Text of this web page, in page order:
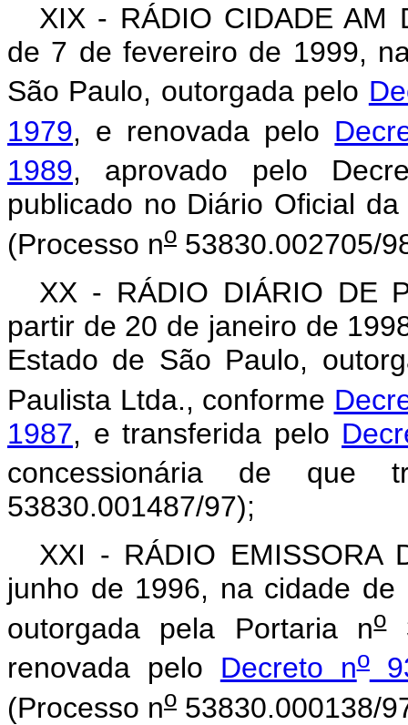
XIX - RÁDIO CIDADE AM
de 7 de fevereiro de 1999,
São Paulo, outorgada pelo
1979, e renovada pelo
1989, aprovado pelo
publicado no Diário Oficial
(Processo no 53830.002705/
XX - RÁDIO DIÁRIO DE
partir de 20 de janeiro de
Estado de São Paulo,
Paulista Ltda., conforme
1987, e transferida pelo
concessionária de que
53830.001487/97);
XXI - RÁDIO EMISSORA
junho de 1996, na cidade
outorgada pela Portaria no
renovada pelo Decreto no
(Processo no 53830.000138/